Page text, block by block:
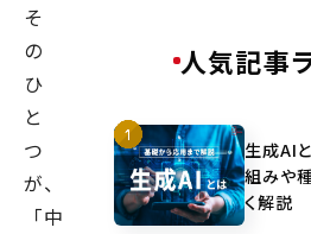
そ
の
ひ
と
つ
が、
「中
人気記事
生成AI
組みや
く解説